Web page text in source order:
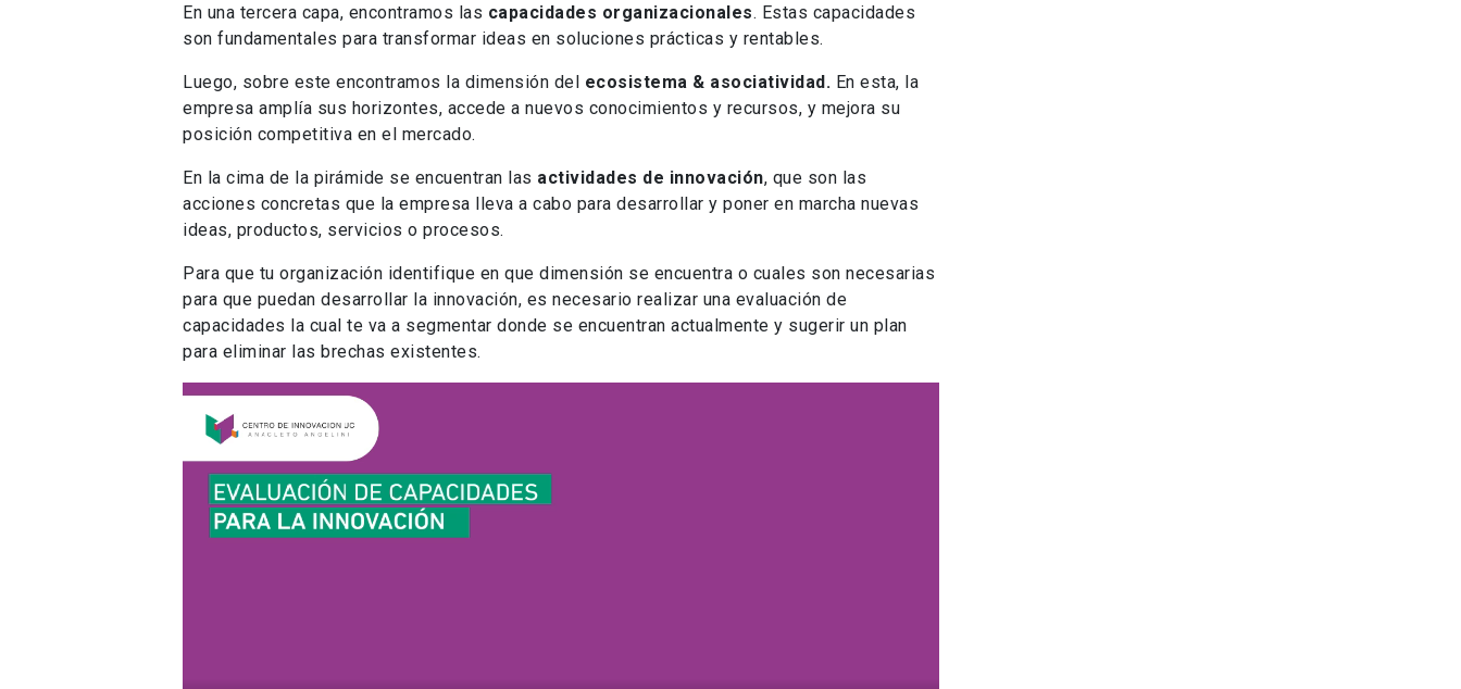
En una tercera capa, encontramos las capacidades organizacionales. Estas capacidades
son fundamentales para transformar ideas en soluciones prácticas y rentables.
Luego, sobre este encontramos la dimensión del ecosistema & asociatividad. En esta, la
empresa amplía sus horizontes, accede a nuevos conocimientos y recursos, y mejora su
posición competitiva en el mercado.
En la cima de la pirámide se encuentran las actividades de innovación, que son las
acciones concretas que la empresa lleva a cabo para desarrollar y poner en marcha nuevas
ideas, productos, servicios o procesos.
Para que tu organización identifique en que dimensión se encuentra o cuales son necesarias
para que puedan desarrollar la innovación, es necesario realizar una evaluación de
capacidades la cual te va a segmentar donde se encuentran actualmente y sugerir un plan
para eliminar las brechas existentes.